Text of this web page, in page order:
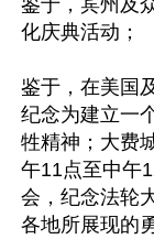
鉴于，宾州及
化庆典活动；
鉴于，在美国
纪念为建立一
牲精神；大费
午11点至中午
会，纪念法轮
各地所展现的